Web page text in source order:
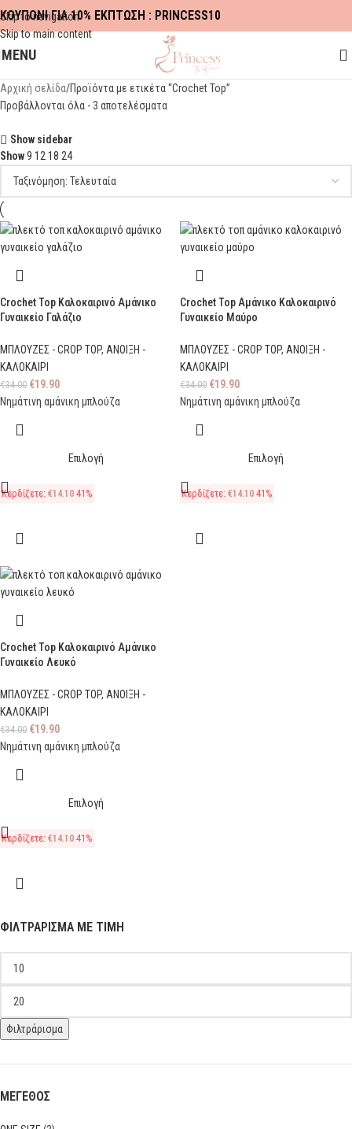
Skip to navigation
Skip to main content
ΚΟΥΠΟΝΙ ΓΙΑ 10% ΕΚΠΤΩΣΗ : PRINCESS10
MENU
ΦΙΛΤΡΆΡΙΣΜΑ ΜΕ ΤΙΜΉ
Φιλτράρισμα
ΜΕΓΕΘΟΣ
Αρχική σελίδα Προϊόντα με ετικέτα “Crochet Top”
Προβάλλονται όλα - 3 αποτελέσματα
Show sidebar
Show9 12 18 24
Crochet Top Καλοκαιρινό Αμάνικο
Γυναικείο Γαλάζιο
ΜΠΛΟΥΖΕΣ - CROP TOP, ΑΝΟΙΞΗ -
ΚΑΛΟΚΑΙΡΙ
€34.00 €19.90
Νημάτινη αμάνικη μπλούζα
Επιλογή
Κερδίζετε: €14.10 41%
Crochet Top Αμάνικο Καλοκαιρινό
Γυναικείο Μαύρο
ΜΠΛΟΥΖΕΣ - CROP TOP, ΑΝΟΙΞΗ -
ΚΑΛΟΚΑΙΡΙ
€34.00 €19.90
Νημάτινη αμάνικη μπλούζα
Επιλογή
Κερδίζετε: €14.10 41%
Crochet Top Καλοκαιρινό Αμάνικο
Γυναικείο Λευκό
ΜΠΛΟΥΖΕΣ - CROP TOP, ΑΝΟΙΞΗ -
ΚΑΛΟΚΑΙΡΙ
€34.00 €19.90
Νημάτινη αμάνικη μπλούζα
Επιλογή
Κερδίζετε: €14.10 41%